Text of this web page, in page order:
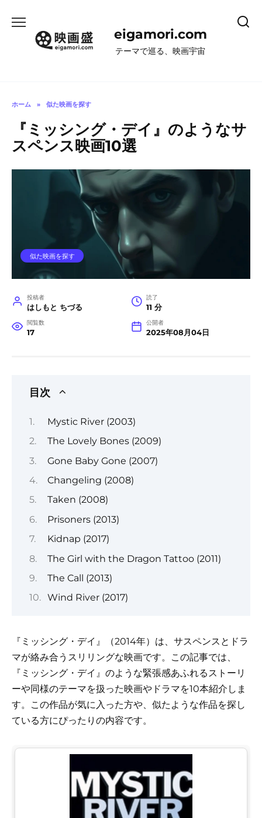
eigamori.com
テーマで巡る、映画宇宙
ホーム » 似た映画を探す
『ミッシング・デイ』のようなサ
スペンス映画10選
似た映画を探す
投稿者
はしもと ちづる
読了
11 分
閲覧数
17
公開者
2025年08月04日
目次
Mystic River (2003)
The Lovely Bones (2009)
Gone Baby Gone (2007)
Changeling (2008)
Taken (2008)
Prisoners (2013)
Kidnap (2017)
The Girl with the Dragon Tattoo (2011)
The Call (2013)
Wind River (2017)
『ミッシング・デイ』（2014年）は、サスペンスとドラ
マが絡み合うスリリングな映画です。この記事では、
『ミッシング・デイ』のような緊張感あふれるストーリ
ーや同様のテーマを扱った映画やドラマを10本紹介しま
す。この作品が気に入った方や、似たような作品を探し
ている方にぴったりの内容です。